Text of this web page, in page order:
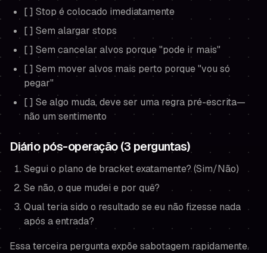
[ ] Stop é colocado imediatamente
[ ] Sem alargar stops
[ ] Sem cancelar alvos porque "pode ir mais"
[ ] Sem mover alvos mais perto porque "vou só
pegar"
[ ] Se algo muda, deve ser uma regra pré-escrita—
não um sentimento
Diário pós-operação (3 perguntas)
Segui o plano de bracket exatamente? (Sim/Não)
Se não, o que mudei e por quê?
Qual teria sido o resultado se eu não fizesse nada
após a entrada?
Essa terceira pergunta expõe sabotagem rapidamente.